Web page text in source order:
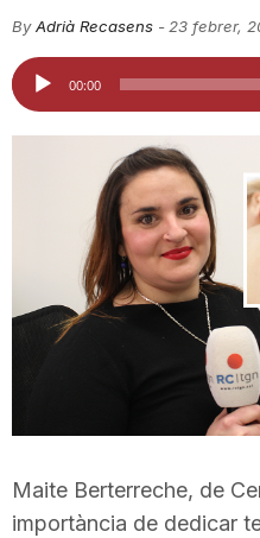
i
e
By Adrià Recasens - 23 febrer,
Reproductor
d'àudio
00:00
Maite Berterreche, de
importància de dedicar